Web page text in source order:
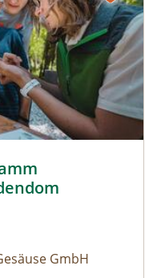
dich zu einem
an
kann auf Anfrage
GmbH